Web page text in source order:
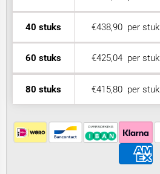
40 stuks €438,90per stuk
60 stuks €425,04per stuk
80 stuks €415,80per stuk